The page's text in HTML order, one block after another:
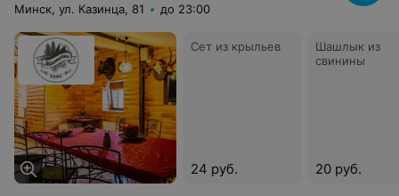
Минск, ул. Казинца, 81 до 23:00
Сет из крыльев
24 руб.
Шашлык из
свинины
20 руб.